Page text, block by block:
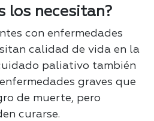
los necesitan?
con enfermedades
calidad de vida en la
paliativo también
graves que
de muerte, pero
curarse.